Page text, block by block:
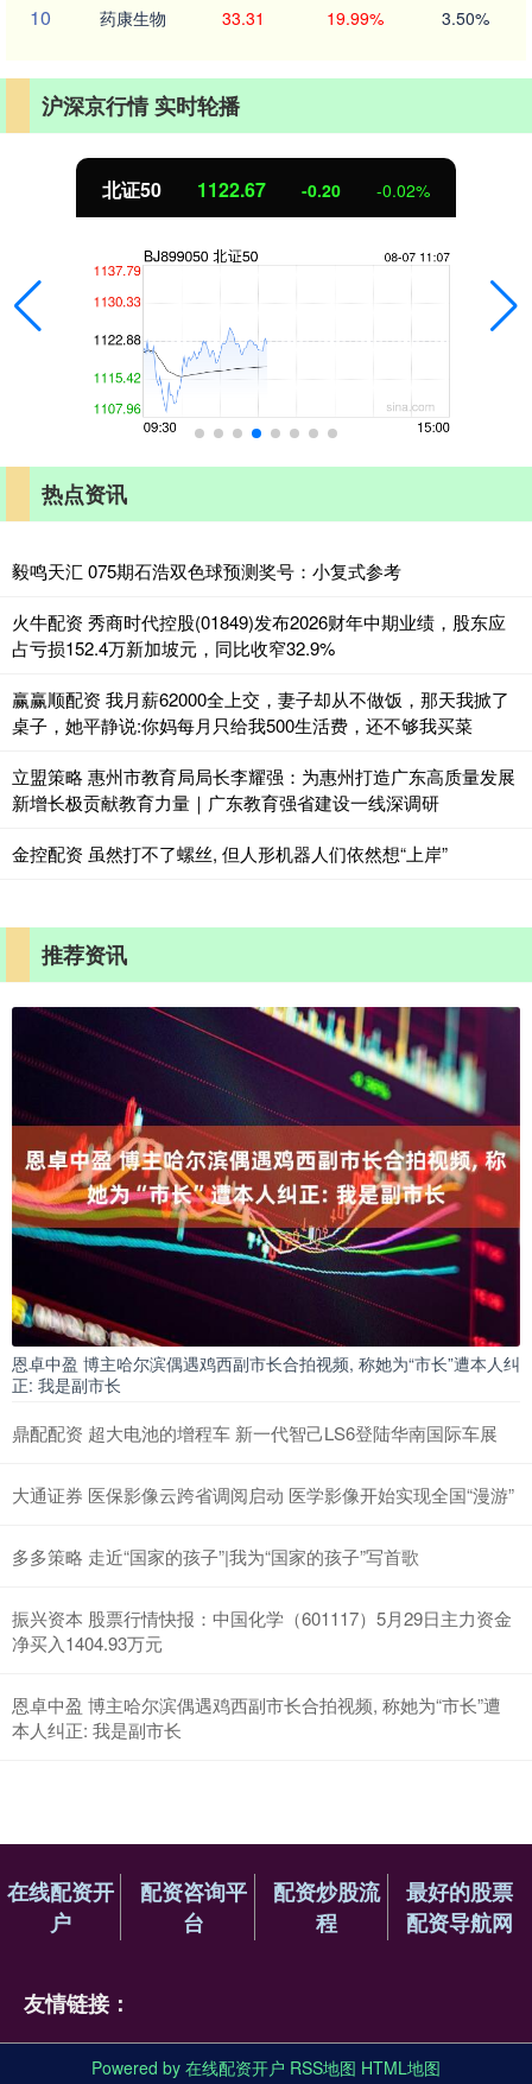
10 药康生物 33.31 19.99% 3.50%
沪深京行情 实时轮播
北证50 1122.81 -0.07 -0.01%
热点资讯
毅鸣天汇 075期石浩双色球预测奖号：小复式参考
火牛配资 秀商时代控股(01849)发布2026财年中期业绩，股东应
占亏损152.4万新加坡元，同比收窄32.9%
赢赢顺配资 我月薪62000全上交，妻子却从不做饭，那天我掀了
桌子，她平静说:你妈每月只给我500生活费，还不够我买菜
立盟策略 惠州市教育局局长李耀强：为惠州打造广东高质量发展
新增长极贡献教育力量｜广东教育强省建设一线深调研
金控配资 虽然打不了螺丝, 但人形机器人们依然想“上岸”
推荐资讯
恩卓中盈 博主哈尔滨偶遇鸡西副市长合拍视频, 称她为“市长”遭本人纠
正: 我是副市长
鼎配配资 超大电池的增程车 新一代智己LS6登陆华南国际车展
大通证券 医保影像云跨省调阅启动 医学影像开始实现全国“漫游”
多多策略 走近“国家的孩子”|我为“国家的孩子”写首歌
振兴资本 股票行情快报：中国化学（601117）5月29日主力资金
净买入1404.93万元
恩卓中盈 博主哈尔滨偶遇鸡西副市长合拍视频, 称她为“市长”遭
本人纠正: 我是副市长
在线配资开
户
配资咨询平
台
配资炒股流
程
最好的股票
配资导航网
友情链接：
Powered by 在线配资开户 RSS地图 HTML地图